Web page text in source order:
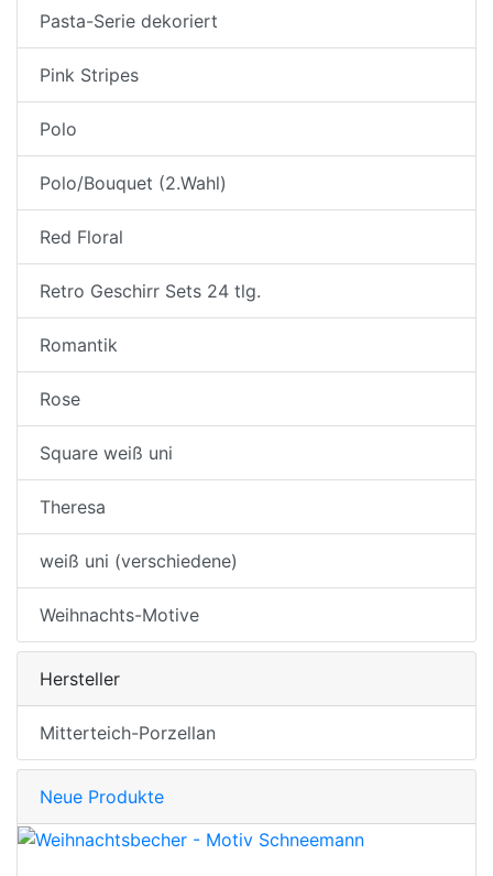
Pasta-Serie dekoriert
Pink Stripes
Polo
Polo/Bouquet (2.Wahl)
Red Floral
Retro Geschirr Sets 24 tlg.
Romantik
Rose
Square weiß uni
Theresa
weiß uni (verschiedene)
Weihnachts-Motive
Hersteller
Mitterteich-Porzellan
Neue Produkte